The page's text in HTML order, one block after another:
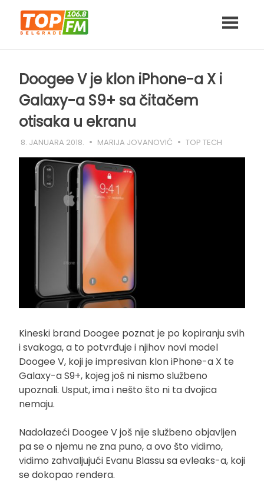
content
Doogee V je klon iPhone-a X i
Galaxy-a S9+ sa čitačem
otisaka u ekranu
8. JANUARA 2018. MARIJA JOVANOVIĆ TOP TECH
Kineski brand Doogee poznat je po kopiranju svih
i svakoga, a to potvrđuje i njihov novi model
Doogee V, koji je impresivan klon iPhone-a X te
Galaxy-a S9+, kojeg još ni nismo službeno
upoznali. Usput, ima i nešto što ni ta dvojica
nemaju.
Nadolazeći Doogee V još nije službeno objavljen
pa se o njemu ne zna puno, a ovo što vidimo,
vidimo zahvaljujući Evanu Blassu sa evleaks-a, koji
se dokopao rendera.